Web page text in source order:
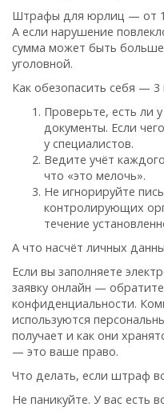
Штрафы для юрлиц — от
А если нарушение
сумма может быть
уголовной.
Как обезопасить себя —
Проверьте, есть ли
документы. Если
у специалистов.
Ведите учёт
что «это мелочь».
Не игнорируйте
контролирующих
течение
А что насчёт личных
Если вы заполняете
заявку онлайн —
конфиденциальности.
используются
получает и как они
— это ваше право.
Что делать, если штраф
Не паникуйте. У вас есть